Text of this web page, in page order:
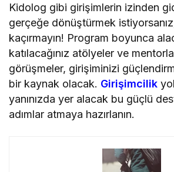
Kidolog gibi girişimlerin izinden
gerçeğe dönüştürmek
kaçırmayın! Program boyunca
katılacağınız atölyeler ve
görüşmeler, girişiminizi
bir kaynak olacak. Girişimcilik
yanınızda yer alacak bu güçlü
adımlar atmaya hazırlanın.